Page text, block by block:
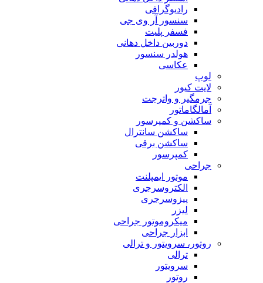
رادیوگرافی
سنسور آر وی جی
فسفر پلیت
دوربین داخل دهانی
هولدر سنسور
عکاسی
لوپ
لایت کیور
جرمگیر و واترجت
آمالگاماتور
ساکشن و کمپرسور
ساکشن سانترال
ساکشن برقی
کمپرسور
جراحی
موتور ایمپلنت
الکتروسرجری
پیزوسرجری
لیزر
میکروموتور جراحی
ابزار جراحی
روتور، سرویتور و ترالی
ترالی
سرویتور
روتور